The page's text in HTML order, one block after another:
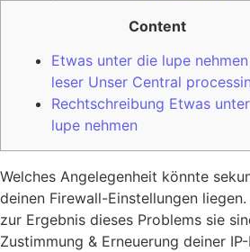
Content
Etwas unter die lupe
leser Unser Central
Rechtschreibung Etwas
lupe nehmen
Welches Angelegenheit könnte
deinen Firewall-Einstellungen
zur Ergebnis dieses Problems sie
Zustimmung & Erneuerung deiner